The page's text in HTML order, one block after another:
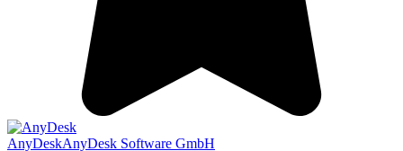
AnyDeskAnyDesk Software GmbH